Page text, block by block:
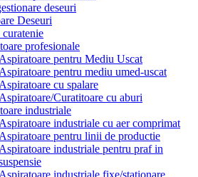
deseuri
Deseuri
profesionale
pentru Mediu Uscat
pentru mediu umed-uscat
cu spalare
Curatitoare cu aburi
industriale
industriale cu aer comprimat
pentru linii de productie
industriale pentru praf in